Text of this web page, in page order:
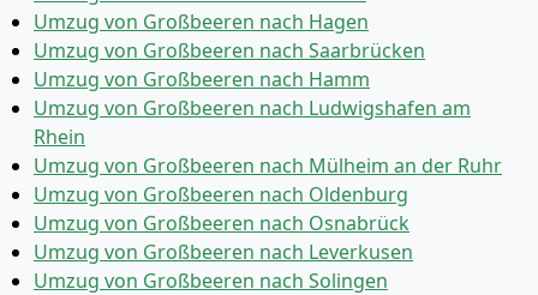
Umzug von Großbeeren nach Hagen
Umzug von Großbeeren nach Saarbrücken
Umzug von Großbeeren nach Hamm
Umzug von Großbeeren nach Ludwigshafen am
Rhein
Umzug von Großbeeren nach Mülheim an der Ruhr
Umzug von Großbeeren nach Oldenburg
Umzug von Großbeeren nach Osnabrück
Umzug von Großbeeren nach Leverkusen
Umzug von Großbeeren nach Solingen